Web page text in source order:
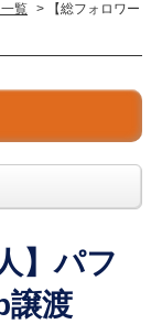
覧 > 【総フォロワー
】パフ
譲渡